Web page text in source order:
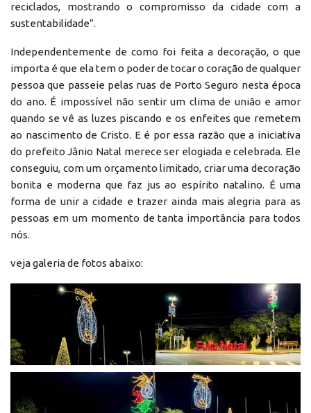
reciclados, mostrando o compromisso da cidade com a
sustentabilidade”.
Independentemente de como foi feita a decoração, o que
importa é que ela tem o poder de tocar o coração de qualquer
pessoa que passeie pelas ruas de Porto Seguro nesta época
do ano. É impossível não sentir um clima de união e amor
quando se vê as luzes piscando e os enfeites que remetem
ao nascimento de Cristo. E é por essa razão que a iniciativa
do prefeito Jânio Natal merece ser elogiada e celebrada. Ele
conseguiu, com um orçamento limitado, criar uma decoração
bonita e moderna que faz jus ao espírito natalino. É uma
forma de unir a cidade e trazer ainda mais alegria para as
pessoas em um momento de tanta importância para todos
nós.
veja galeria de fotos abaixo: